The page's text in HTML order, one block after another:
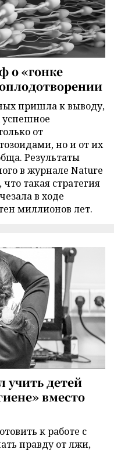
о «гонке
пришла к выводу,
успешное
от
но и от их
Результаты
в журнале Nature
такая стратегия
в ходе
миллионов лет.
детей
вместо
к работе с
правду от лжи,